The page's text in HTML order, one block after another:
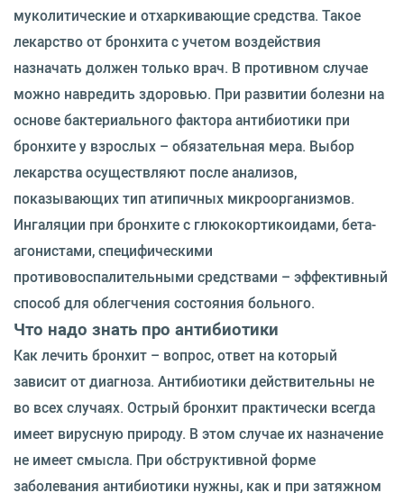
муколитические и отхаркивающие средства. Такое
лекарство от бронхита с учетом воздействия
назначать должен только врач. В противном случае
можно навредить здоровью. При развитии болезни на
основе бактериального фактора антибиотики при
бронхите у взрослых – обязательная мера. Выбор
лекарства осуществляют после анализов,
показывающих тип атипичных микроорганизмов.
Ингаляции при бронхите с глюкокортикоидами, бета-
агонистами, специфическими
противовоспалительными средствами – эффективный
способ для облегчения состояния больного.
Что надо знать про антибиотики
Как лечить бронхит – вопрос, ответ на который
зависит от диагноза. Антибиотики действительны не
во всех случаях. Острый бронхит практически всегда
имеет вирусную природу. В этом случае их назначение
не имеет смысла. При обструктивной форме
заболевания антибиотики нужны, как и при затяжном